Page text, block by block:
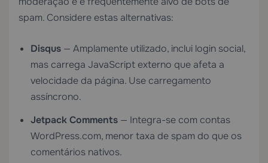
spam. Considere estas alternativas:
Disqus — Amplamente utilizado, inclui login social,
mas carrega JavaScript externo que afeta a
velocidade da página. Use carregamento
assíncrono.
Jetpack Comments — Integra-se com contas
WordPress.com, menor taxa de spam do que os
comentários nativos.